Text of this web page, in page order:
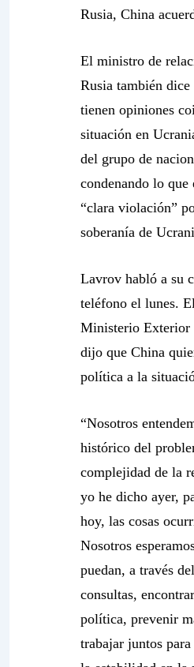
Rusia, China
El ministro de
Rusia también
tienen opiniones
situación en
del grupo de
condenando lo que
“clara violación”
soberanía de
Lavrov habló a su
teléfono el lunes.
Ministerio Exterior
dijo que China
política a la
“Nosotros
histórico del
complejidad de la
yo he dicho ayer,
hoy, las cosas
Nosotros
puedan, a través
consultas,
política, prevenir
trabajar juntos